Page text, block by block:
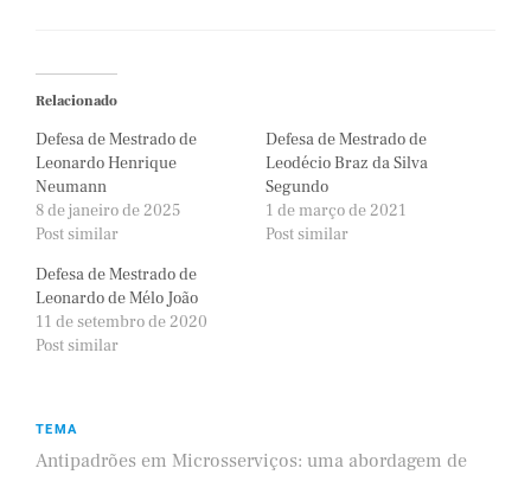
Relacionado
Defesa de Mestrado de
Leonardo Henrique
Neumann
8 de janeiro de 2025
Post similar
Defesa de Mestrado de
Leodécio Braz da Silva
Segundo
1 de março de 2021
Post similar
Defesa de Mestrado de
Leonardo de Mélo João
11 de setembro de 2020
Post similar
TEMA
Antipadrões em Microsserviços: uma abordagem de